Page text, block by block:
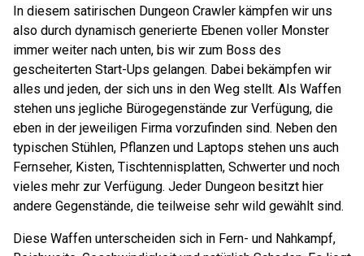
In diesem satirischen Dungeon Crawler kämpfen wir uns
also durch dynamisch generierte Ebenen voller Monster
immer weiter nach unten, bis wir zum Boss des
gescheiterten Start-Ups gelangen. Dabei bekämpfen wir
alles und jeden, der sich uns in den Weg stellt. Als Waffen
stehen uns jegliche Bürogegenstände zur Verfügung, die
eben in der jeweiligen Firma vorzufinden sind. Neben den
typischen Stühlen, Pflanzen und Laptops stehen uns auch
Fernseher, Kisten, Tischtennisplatten, Schwerter und noch
vieles mehr zur Verfügung. Jeder Dungeon besitzt hier
andere Gegenstände, die teilweise sehr wild gewählt sind.
Diese Waffen unterscheiden sich in Fern- und Nahkampf,